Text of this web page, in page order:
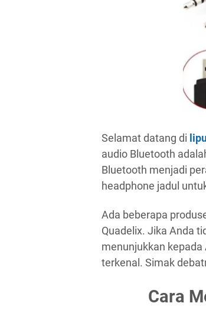
Selamat datang di
audio Bluetooth
Bluetooth menjadi
headphone jadul
Ada beberapa
Quadelix. Jika Anda
menunjukkan
terkenal. Simak
Cara